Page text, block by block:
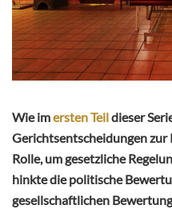
Wie imersten Teildieser
Gerichtsentscheidungen
Rolle, um gesetzliche
hinkte die politische
gesellschaftlichen